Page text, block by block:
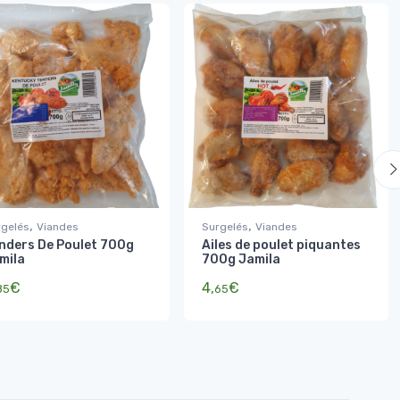
, Viandes
De Poulet 700g
€
Surgelés, Viandes
Ailes de poulet piquantes
700g Jamila
4,65€